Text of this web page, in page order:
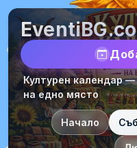
Културен календар
на едно място
Начало